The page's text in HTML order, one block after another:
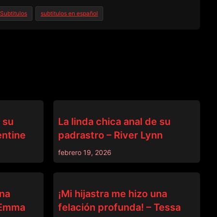
Subtitulos subtitulos en español
su
La linda chica anal de su
padrastro – River Lynn
febrero 19, 2026
¡Mi hijastra me hizo una
felación profunda! – Tessa